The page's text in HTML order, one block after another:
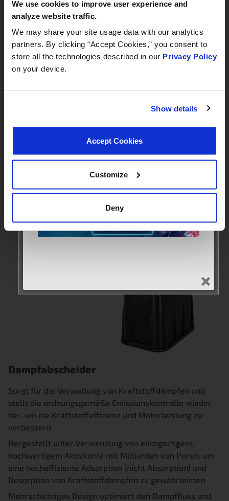
We use cookies to improve user experience and
analyze website traffic.
We may share your site usage data with our analytics
partners. By clicking “Accept Cookies,” you consent to
store all the technologies described in our Privacy Policy
on your device.
Show details
Accept Cookies
Customize
Deny
Verbessert die Gesamtleistung des Motors durch die
Bereitstellung eines angemessenen Dampfflusses zur
Aufrechterhaltung des korrekten Luft-Kraftstoff-
Gemisches
Unterstützt die Reduzierung schädlicher Emissionen und
gewährleistet die Einhaltung von Umweltvorschriften
Gewährleistet einen präzisen Betrieb durch
elektromagnetische Prinzipien zur Steuerung des
Flusses von Kraftstoffdämpfen vom Aktivkohlefilter
zum Motor
Dampfabscheider
Sorgt für die Verwaltung von Kraftstoffdämpfen und
stellt die ordnungsgemäße Emissionskontrolle wieder
her, um die Kraftstoffeffizienz und Motorleistung zu
verbessern
Hergestellt unter Verwendung von einzigartigem,
hochwertigem Aktivkohle mit Milliarden von Poren, um
eine hocheffiziente Adsorption (nicht Absorption) und
Desorption von Kraftstoffdämpfen zu gewährleisten
Mehrschichtiges Design optimiert den Dampffluss und
September 8–12, 2026
Book your meeting NOW
commercial conversation, a technical
partnership
we recommend booking early